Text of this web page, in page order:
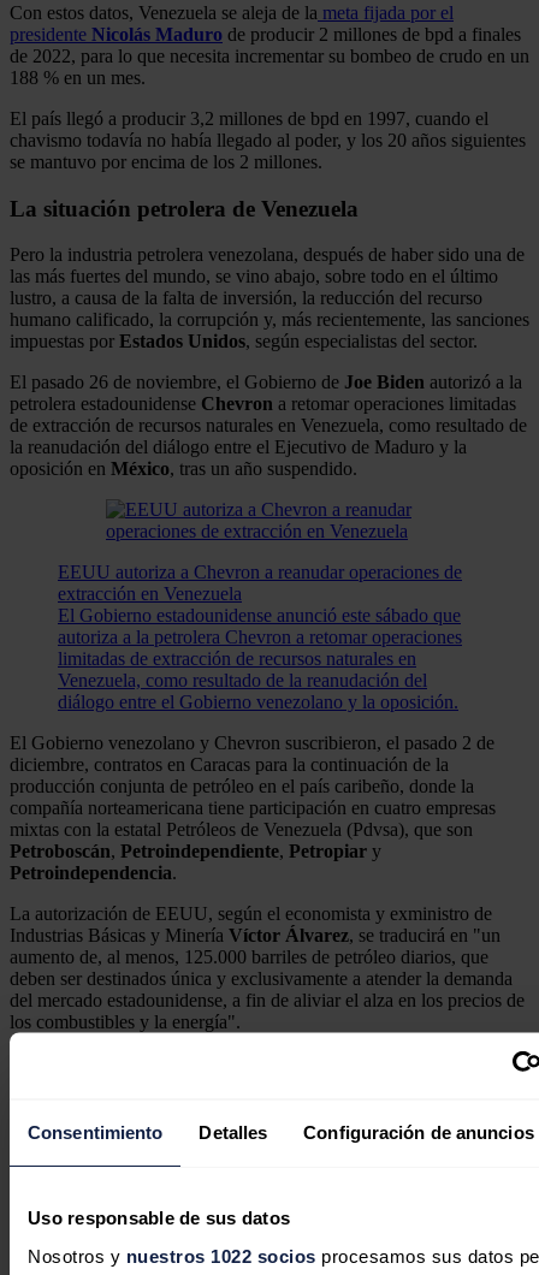
Consentimiento Detalles Configuración de anuncios
Uso responsable de sus datos
Nosotros y nuestros 1022 socios procesamos sus datos
Con estos datos, Venezuela se aleja de la meta fijada por el
presidente Nicolás Maduro de producir 2 millones de bpd a finales
de 2022, para lo que necesita incrementar su bombeo de crudo en un
188 % en un mes.
El país llegó a producir 3,2 millones de bpd en 1997, cuando el
chavismo todavía no había llegado al poder, y los 20 años siguientes
se mantuvo por encima de los 2 millones.
La situación petrolera de Venezuela
Pero la industria petrolera venezolana, después de haber sido una de
las más fuertes del mundo, se vino abajo, sobre todo en el último
lustro, a causa de la falta de inversión, la reducción del recurso
humano calificado, la corrupción y, más recientemente, las sanciones
impuestas por Estados Unidos, según especialistas del sector.
El pasado 26 de noviembre, el Gobierno de Joe Biden autorizó a la
petrolera estadounidense Chevron a retomar operaciones limitadas
de extracción de recursos naturales en Venezuela, como resultado de
la reanudación del diálogo entre el Ejecutivo de Maduro y la
oposición en México, tras un año suspendido.
EEUU autoriza a Chevron a reanudar operaciones de
extracción en Venezuela
El Gobierno estadounidense anunció este sábado que
autoriza a la petrolera Chevron a retomar operaciones
limitadas de extracción de recursos naturales en
Venezuela, como resultado de la reanudación del
diálogo entre el Gobierno venezolano y la oposición.
El Gobierno venezolano y Chevron suscribieron, el pasado 2 de
diciembre, contratos en Caracas para la continuación de la
producción conjunta de petróleo en el país caribeño, donde la
compañía norteamericana tiene participación en cuatro empresas
mixtas con la estatal Petróleos de Venezuela (Pdvsa), que son
Petroboscán, Petroindependiente, Petropiar y
Petroindependencia.
La autorización de EEUU, según el economista y exministro de
Industrias Básicas y Minería Víctor Álvarez, se traducirá en "un
aumento de, al menos, 125.000 barriles de petróleo diarios, que
deben ser destinados única y exclusivamente a atender la demanda
del mercado estadounidense, a fin de aliviar el alza en los precios de
los combustibles y la energía".